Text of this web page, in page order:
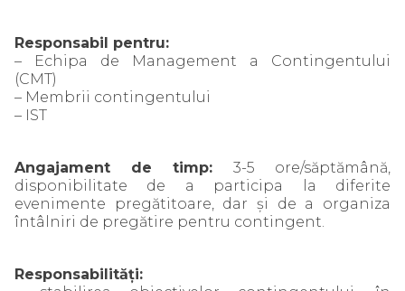
Responsabil pentru:
– Echipa de Management a Contingentului
(CMT)
– Membrii contingentului
– IST
Angajament de timp: 3-5 ore/săptămână,
disponibilitate de a participa la diferite
evenimente pregătitoare, dar și de a organiza
întâlniri de pregătire pentru contingent.
Responsabilități: